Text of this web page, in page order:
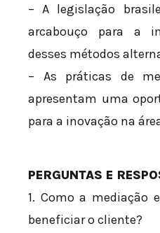
– A legislação
arcabouço para a
desses métodos
– As práticas de
apresentam uma
para a inovação na
PERGUNTAS E
1. Como a mediação
beneficiar o cliente?